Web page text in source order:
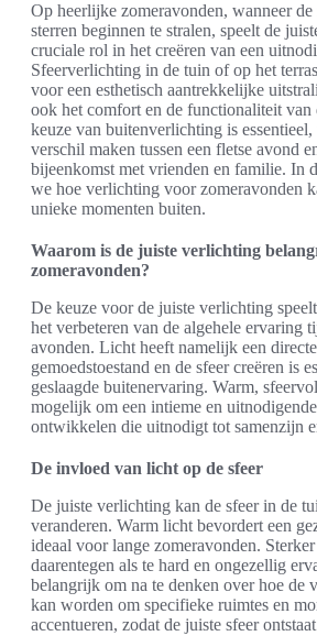
Op heerlijke zomeravonden, wanneer de
sterren beginnen te stralen, speelt de
cruciale rol in het creëren van een
Sfeerverlichting in de tuin of op het
voor een esthetisch aantrekkelijke
ook het comfort en de functionaliteit
keuze van buitenverlichting is
verschil maken tussen een fletse avond
bijeenkomst met vrienden en familie. In
we hoe verlichting voor zomeravonden
unieke momenten buiten.
Waarom is de juiste verlichting
zomeravonden?
De keuze voor de juiste verlichting
het verbeteren van de algehele ervaring
avonden. Licht heeft namelijk een
gemoedstoestand en de sfeer creëren is
geslaagde buitenervaring. Warm,
mogelijk om een intieme en
ontwikkelen die uitnodigt tot samenzijn
De invloed van licht op de sfeer
De juiste verlichting kan de sfeer in de
veranderen. Warm licht bevordert een
ideaal voor lange zomeravonden.
daarentegen als te hard en ongezellig
belangrijk om na te denken over hoe de
kan worden om specifieke ruimtes en
accentueren, zodat de juiste sfeer